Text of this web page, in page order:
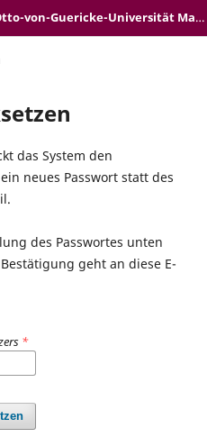
Open-Access-Journals @ Otto-von-Guericke-Universität Magdeburg
das System den
neues Passwort statt des
des Passwortes unten
geht an diese E-
*